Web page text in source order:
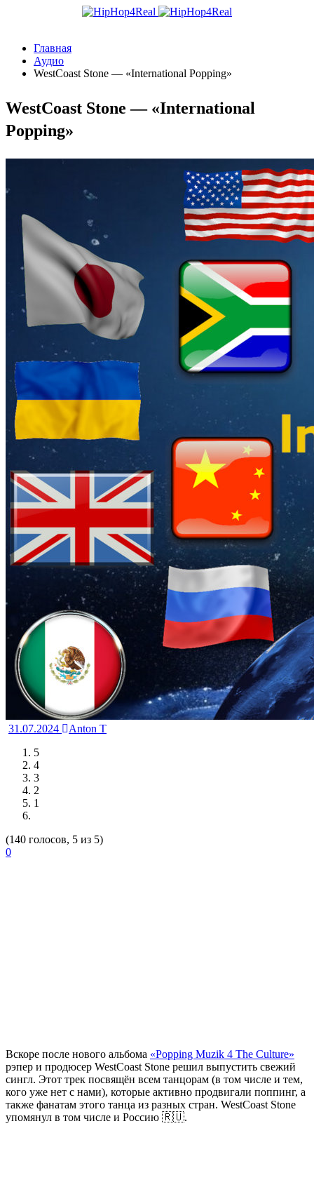
Главная
Аудио
WestCoast Stone — «International Popping»
WestCoast Stone — «International
Popping»
31.07.2024
Anton T
5
4
3
2
1
(140 голосов, 5 из 5)
0
Вскоре после нового альбома «Popping Muzik 4 The Culture»
рэпер и продюсер WestCoast Stone решил выпустить свежий
сингл. Этот трек посвящён всем танцорам (в том числе и тем,
кого уже нет с нами), которые активно продвигали поппинг, а
также фанатам этого танца из разных стран. WestCoast Stone
упомянул в том числе и Россию 🇷🇺.